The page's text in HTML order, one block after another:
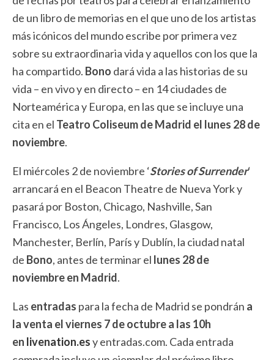
de un libro de memorias en el que uno de los artistas
más icónicos del mundo escribe por primera vez
sobre su extraordinaria vida y aquellos con los que la
ha compartido. Bono dará vida a las historias de su
vida – en vivo y en directo – en 14 ciudades de
Norteamérica y Europa, en las que se incluye una
cita en el Teatro Coliseum de Madrid el lunes 28 de
noviembre.
El miércoles 2 de noviembre ‘Stories of Surrender‘
arrancará en el Beacon Theatre de Nueva York y
pasará por Boston, Chicago, Nashville, San
Francisco, Los Ángeles, Londres, Glasgow,
Manchester, Berlín, París y Dublín, la ciudad natal
de Bono, antes de terminar el lunes 28 de
noviembre en Madrid.
Las entradas para la fecha de Madrid se pondrán a
la venta el viernes 7 de octubre a las 10h
en livenation.esy entradas.com. Cada entrada